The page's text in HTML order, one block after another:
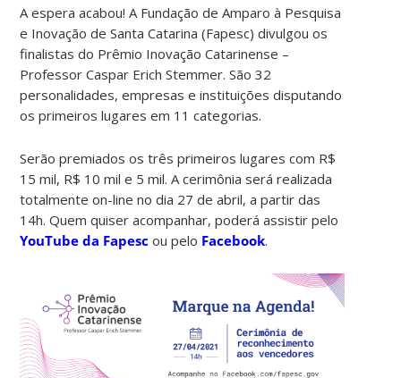
A espera acabou! A Fundação de Amparo à Pesquisa
e Inovação de Santa Catarina (Fapesc) divulgou os
finalistas do Prêmio Inovação Catarinense –
Professor Caspar Erich Stemmer. São 32
personalidades, empresas e instituições disputando
os primeiros lugares em 11 categorias.
Serão premiados os três primeiros lugares com R$
15 mil, R$ 10 mil e 5 mil. A cerimônia será realizada
totalmente on-line no dia 27 de abril, a partir das
14h. Quem quiser acompanhar, poderá assistir pelo
YouTube da Fapesc ou pelo Facebook.